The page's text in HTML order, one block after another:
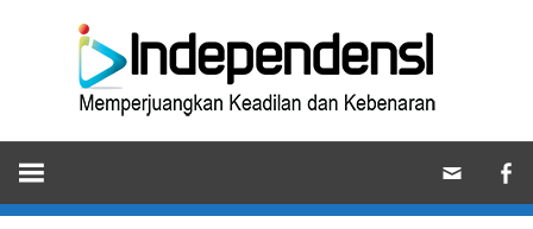
Memperjuangkan
Keadilan
dan